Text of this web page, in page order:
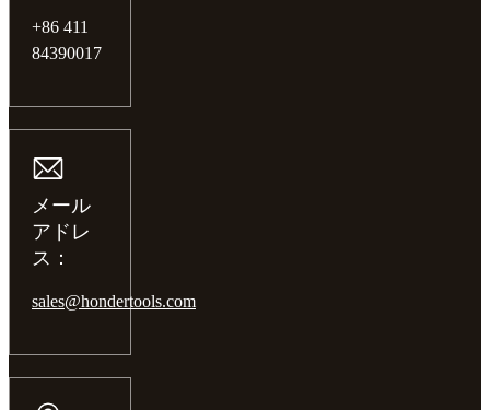
+86 411
84390017
メール
アドレ
ス：
sales@hondertools.com